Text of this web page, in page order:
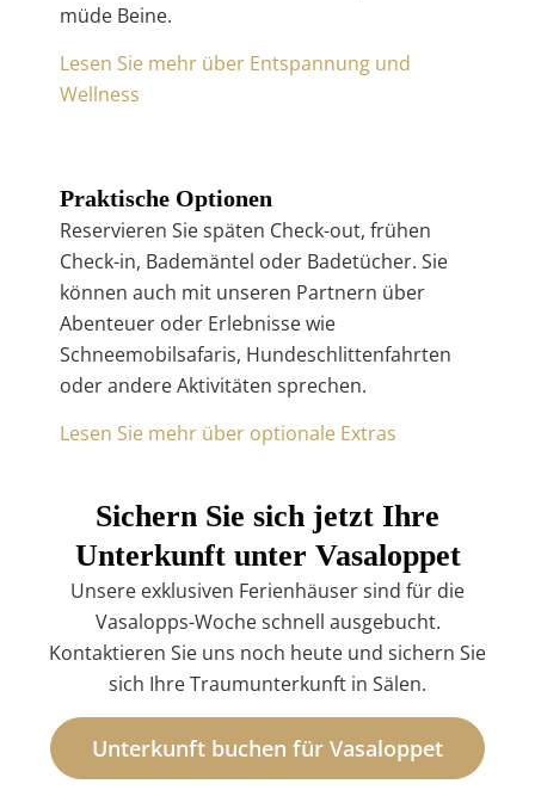
müde Beine.
Lesen Sie mehr über Entspannung und
Wellness
Praktische Optionen
Reservieren Sie späten Check-out, frühen
Check-in, Bademäntel oder Badetücher. Sie
können auch mit unseren Partnern über
Abenteuer oder Erlebnisse wie
Schneemobilsafaris, Hundeschlittenfahrten
oder andere Aktivitäten sprechen.
Lesen Sie mehr über optionale Extras
Sichern Sie sich jetzt Ihre
Unterkunft unter Vasaloppet
Unsere exklusiven Ferienhäuser sind für die
Vasalopps-Woche schnell ausgebucht.
Kontaktieren Sie uns noch heute und sichern Sie
sich Ihre Traumunterkunft in Sälen.
Unterkunft buchen für Vasaloppet